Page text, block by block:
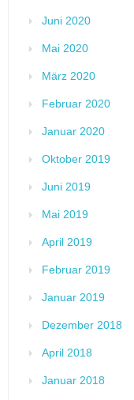
Juni 2020
Mai 2020
März 2020
Februar 2020
Januar 2020
Oktober 2019
Juni 2019
Mai 2019
April 2019
Februar 2019
Januar 2019
Dezember 2018
April 2018
Januar 2018